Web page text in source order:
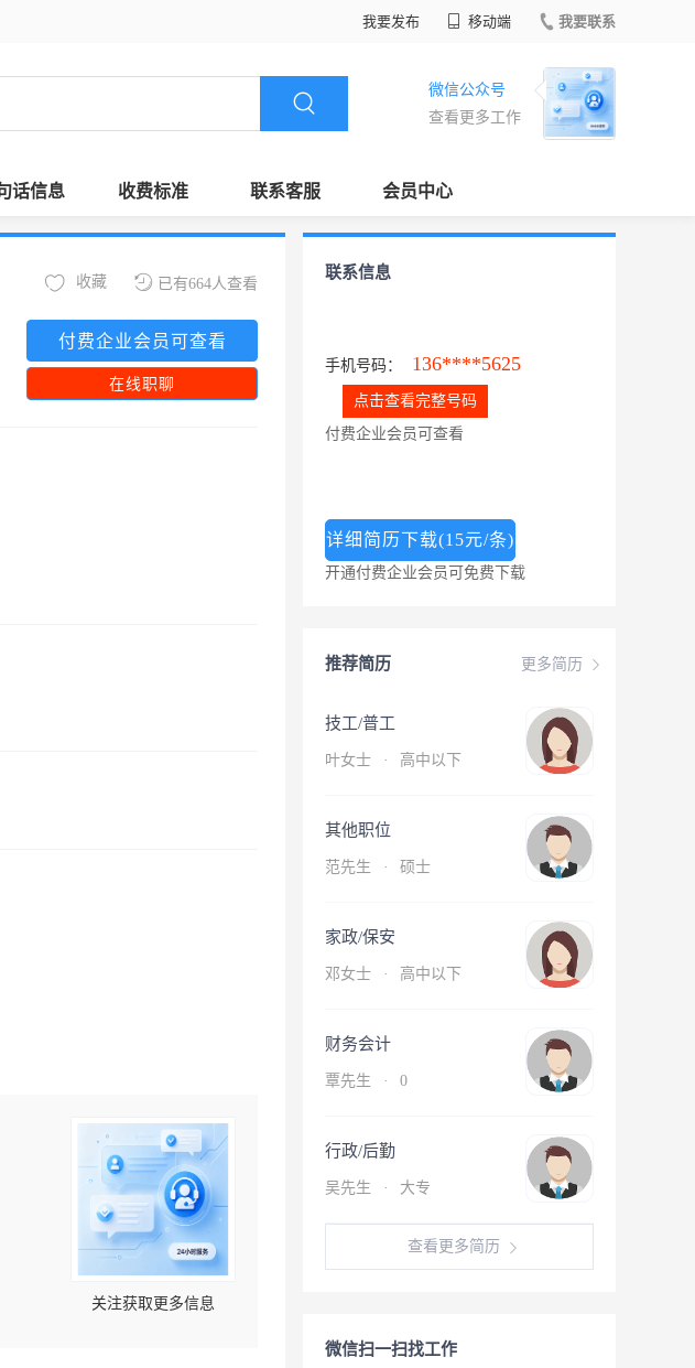
我要发布 移动端 我要联系
微信公众号
查看更多工作
话信息 收费标准 联系客服 会员中心
已有664人查看
收藏
付费企业会员可查看
在线职聊
关注获取更多信息
联系信息
手机号码： 136****5625
点击查看完整号码
付费企业会员可查看
详细简历下载(15元/条)
开通付费企业会员可免费下载
更多简历
推荐简历
技工/普工
叶女士 · 高中以下
其他职位
范先生 · 硕士
家政/保安
邓女士 · 高中以下
财务会计
覃先生 · 0
行政/后勤
吴先生 · 大专
查看更多简历
微信扫一扫找工作